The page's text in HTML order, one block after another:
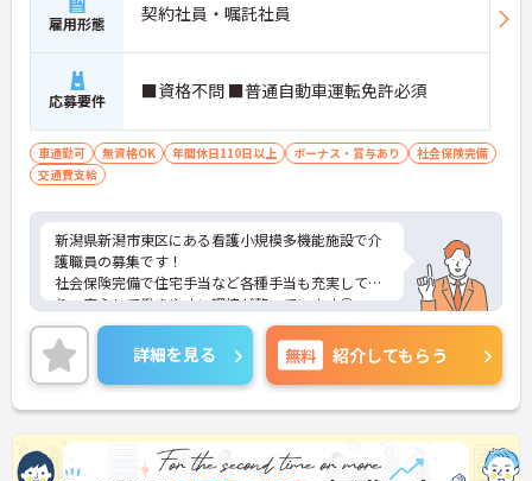
雇用形態 契約社員・嘱託社員
応募要件 ■資格不問 ■普通自動車運転免許必須
車通勤可 無資格OK 年間休日110日以上 ボーナス・賞与あり
社会保険完備
交通費支給
新潟県新潟市東区にある看護小規模多機能施設で介
護職員の募集です！
社会保険完備で住宅手当など各種手当も充実してお
り、安心して働きやすい環境が整っています◎
また、昇給と賞与があり、あなたの頑張りがしっか
り評価され、やりがいを持ってお仕事ができます！
ご興味ある方は面接ポイントをお伝えしますので、
お気軽にご連絡ください。
詳細を見る 無料 紹介してもらう